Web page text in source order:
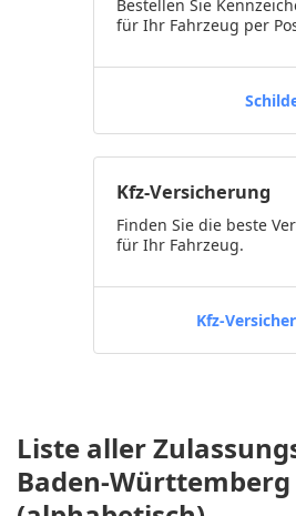
Bestellen Sie
für Ihr Fahrzeug per
Kfz-Versicherung
Finden Sie die beste
für Ihr Fahrzeug.
Kfz-
Liste aller
Baden-Württemberg